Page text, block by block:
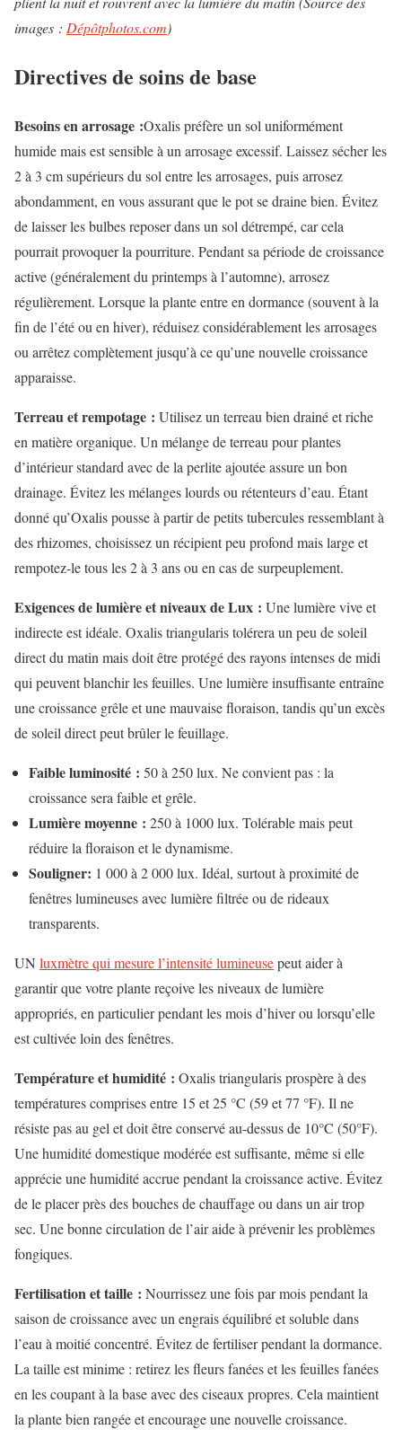
images : Dépôtphotos.com)
Directives de soins de base
Besoins en arrosage :Oxalis préfère un sol uniformément
humide mais est sensible à un arrosage excessif. Laissez sécher les
2 à 3 cm supérieurs du sol entre les arrosages, puis arrosez
abondamment, en vous assurant que le pot se draine bien. Évitez
de laisser les bulbes reposer dans un sol détrempé, car cela
pourrait provoquer la pourriture. Pendant sa période de croissance
active (généralement du printemps à l’automne), arrosez
régulièrement. Lorsque la plante entre en dormance (souvent à la
fin de l’été ou en hiver), réduisez considérablement les arrosages
ou arrêtez complètement jusqu’à ce qu’une nouvelle croissance
apparaisse.
Terreau et rempotage : Utilisez un terreau bien drainé et riche
en matière organique. Un mélange de terreau pour plantes
d’intérieur standard avec de la perlite ajoutée assure un bon
drainage. Évitez les mélanges lourds ou rétenteurs d’eau. Étant
donné qu’Oxalis pousse à partir de petits tubercules ressemblant à
des rhizomes, choisissez un récipient peu profond mais large et
rempotez-le tous les 2 à 3 ans ou en cas de surpeuplement.
Exigences de lumière et niveaux de Lux : Une lumière vive et
indirecte est idéale. Oxalis triangularis tolérera un peu de soleil
direct du matin mais doit être protégé des rayons intenses de midi
qui peuvent blanchir les feuilles. Une lumière insuffisante entraîne
une croissance grêle et une mauvaise floraison, tandis qu’un excès
de soleil direct peut brûler le feuillage.
Faible luminosité : 50 à 250 lux. Ne convient pas : la
croissance sera faible et grêle.
Lumière moyenne : 250 à 1000 lux. Tolérable mais peut
réduire la floraison et le dynamisme.
Souligner: 1 000 à 2 000 lux. Idéal, surtout à proximité de
fenêtres lumineuses avec lumière filtrée ou de rideaux
transparents.
UN luxmètre qui mesure l’intensité lumineusepeut aider à
garantir que votre plante reçoive les niveaux de lumière
appropriés, en particulier pendant les mois d’hiver ou lorsqu’elle
est cultivée loin des fenêtres.
Température et humidité : Oxalis triangularis prospère à des
températures comprises entre 15 et 25 °C (59 et 77 °F). Il ne
résiste pas au gel et doit être conservé au-dessus de 10°C (50°F).
Une humidité domestique modérée est suffisante, même si elle
apprécie une humidité accrue pendant la croissance active. Évitez
de le placer près des bouches de chauffage ou dans un air trop
sec. Une bonne circulation de l’air aide à prévenir les problèmes
fongiques.
Fertilisation et taille : Nourrissez une fois par mois pendant la
saison de croissance avec un engrais équilibré et soluble dans
l’eau à moitié concentré. Évitez de fertiliser pendant la dormance.
La taille est minime : retirez les fleurs fanées et les feuilles fanées
en les coupant à la base avec des ciseaux propres. Cela maintient
la plante bien rangée et encourage une nouvelle croissance.